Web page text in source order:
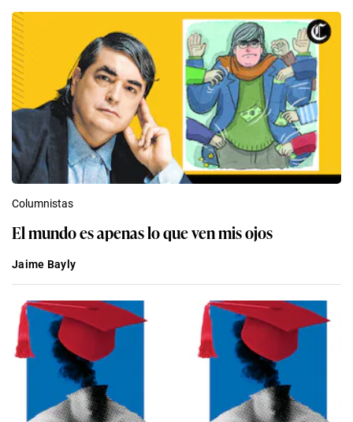
Columnistas
El mundo es apenas lo que ven mis ojos
Jaime Bayly